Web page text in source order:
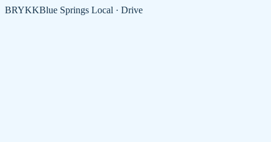
BRYKKBlue Springs Local · Drive